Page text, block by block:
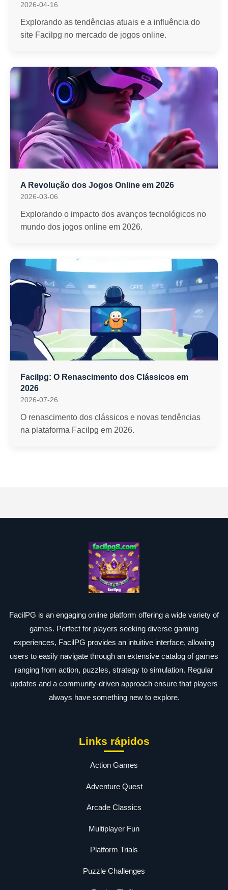
2026-04-16
Explorando as tendências atuais e a influência do
site Facilpg no mercado de jogos online.
A Revolução dos Jogos Online em 2026
2026-03-06
Explorando o impacto dos avanços tecnológicos no
mundo dos jogos online em 2026.
Facilpg: O Renascimento dos Clássicos em
2026
2026-07-26
O renascimento dos clássicos e novas tendências
na plataforma Facilpg em 2026.
FacilPG is an engaging online platform offering a wide variety of
games. Perfect for players seeking diverse gaming
experiences, FacilPG provides an intuitive interface, allowing
users to easily navigate through an extensive catalog of games
ranging from action, puzzles, strategy to simulation. Regular
updates and a community-driven approach ensure that players
always have something new to explore.
Links rápidos
Action Games
Adventure Quest
Arcade Classics
Multiplayer Fun
Platform Trials
Puzzle Challenges